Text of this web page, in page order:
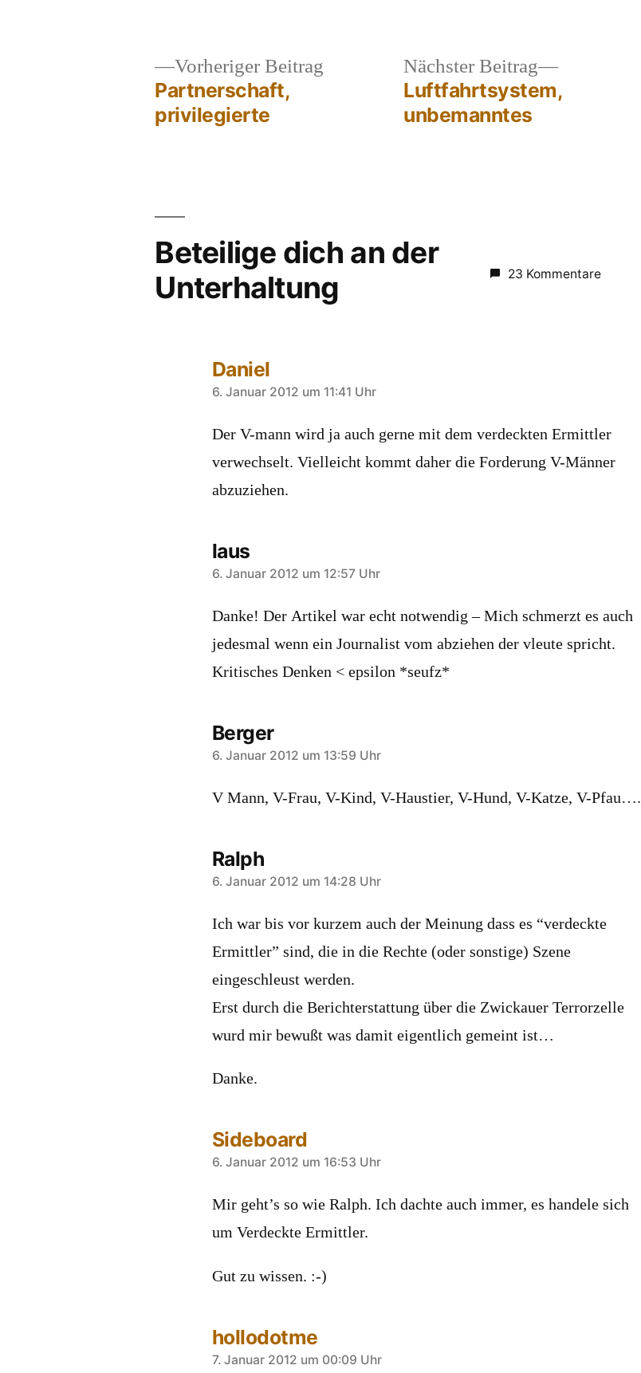
Beitragsnavigation
Vorheriger Beitrag Vorheriger
Partnerschaft,
privilegierte
Nächster Beitrag
Nächster
Beitrag:
Luftfahrtsystem,
unbemanntes
Beteilige dich an der
Unterhaltung
23 Kommentare
Daniel
sagt:
6. Januar 2012 um 11:41 Uhr
Der V-mann wird ja auch gerne mit dem verdeckten Ermittler
verwechselt. Vielleicht kommt daher die Forderung V-Männer
abzuziehen.
laus
sagt:
6. Januar 2012 um 12:57 Uhr
Danke! Der Artikel war echt notwendig – Mich schmerzt es auch
jedesmal wenn ein Journalist vom abziehen der vleute spricht.
Kritisches Denken < epsilon *seufz*
Berger
sagt:
6. Januar 2012 um 13:59 Uhr
V Mann, V-Frau, V-Kind, V-Haustier, V-Hund, V-Katze, V-Pfau….
Ralph
sagt:
6. Januar 2012 um 14:28 Uhr
Ich war bis vor kurzem auch der Meinung dass es “verdeckte
Ermittler” sind, die in die Rechte (oder sonstige) Szene
eingeschleust werden.
Erst durch die Berichterstattung über die Zwickauer Terrorzelle
wurd mir bewußt was damit eigentlich gemeint ist…
Danke.
Sideboard
sagt:
6. Januar 2012 um 16:53 Uhr
Mir geht’s so wie Ralph. Ich dachte auch immer, es handele sich
um Verdeckte Ermittler.
Gut zu wissen. :-)
hollodotme
sagt:
7. Januar 2012 um 00:09 Uhr